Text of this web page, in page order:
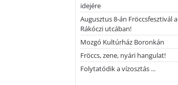
idejére
Augusztus 8-án Fröccsfesztivál a
Rákóczi utcában!
Mozgó Kultúrház Boronkán
Fröccs, zene, nyári hangulat!
Folytatódik a vízosztás ...